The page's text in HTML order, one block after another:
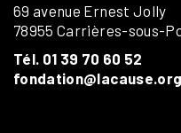
69 avenue Ernest Jolly
78955 Carrières-sous-
Tél. 01 39 70 60 52
fondation@lacause.org